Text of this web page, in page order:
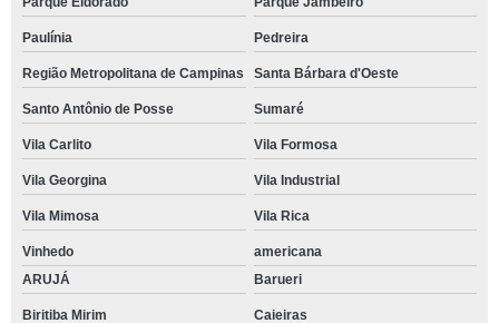
Paulínia Pedreira
Região Metropolitana de Campinas Santa Bárbara d'Oeste
Santo Antônio de Posse Sumaré
Vila Carlito Vila Formosa
Vila Georgina Vila Industrial
Vila Mimosa Vila Rica
Vinhedo
americana
ARUJÁ
Barueri
Biritiba Mirim Caieiras